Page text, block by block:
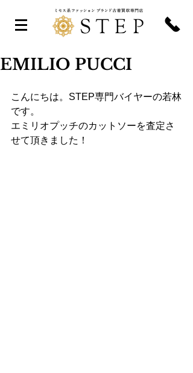
EMILIO PUCCI
こんにちは。STEP専門バイヤーの若林
です。
エミリオプッチのカットソーを査定さ
せて頂きました！